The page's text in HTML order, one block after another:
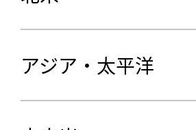
アジア・太平洋